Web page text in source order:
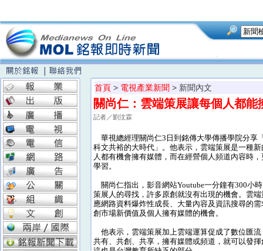
首頁 > 電視產業新聞 > 新聞內文
關尚仁：雲端策展讓每個人都能
記者／劉汶霖
華視總經理關尚仁3日到銘傳大學傳播學院分享
科文共裕的大時代」。他表示，雲端策展是一種
人都有機會擁有媒體，而在經營個人頻道內容時
學習。
關尚仁指出，影音網站Youtube一分鐘有300小
策展人的尋找，許多原創就沒有出現的機會。雲
應網路資料爆炸性成長、大量內容及資訊搜尋的
創市場新價值及個人擁有媒體的機會。
他表示，雲端策展加上雲端運算促成了數位匯
共有、共創、共享，擁有媒體或頻道，就可以發